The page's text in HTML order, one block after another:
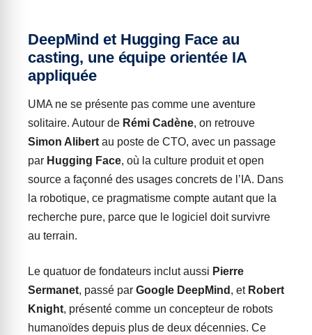
DeepMind et Hugging Face au
casting, une équipe orientée IA
appliquée
UMA ne se présente pas comme une aventure
solitaire. Autour de Rémi Cadène, on retrouve
Simon Alibert au poste de CTO, avec un passage
par Hugging Face, où la culture produit et open
source a façonné des usages concrets de l’IA. Dans
la robotique, ce pragmatisme compte autant que la
recherche pure, parce que le logiciel doit survivre
au terrain.
Le quatuor de fondateurs inclut aussi Pierre
Sermanet, passé par Google DeepMind , et Robert
Knight, présenté comme un concepteur de robots
humanoïdes depuis plus de deux décennies. Ce